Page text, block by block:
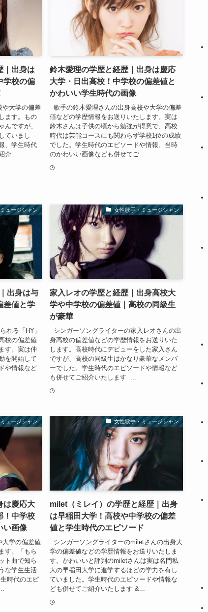
｜出身は
学校の偏
や大学の偏差
ます。もの
んですが、
ていまし
、学生時代
介...
鈴木愛理の学歴と経歴｜出身は慶応
大学・日出高校！中学校の偏差値と
かわいい学生時代の画像
歌手の鈴木愛理さんの出身高校や大学の偏差
値などの学歴情報をお送りいたします。実は
鈴木さんは子供の頃から勉強が得意で、高校
時代は芸能コースにも関わらず学校1位の成績
でした。学生時代のエピソードや情報、当時
のかわいい画像なども併せてご...
ュージシャン
出身は与
差値と学
れる「HY」
校の偏差値
す。実は仲
を開始して
や情報など
女性歌手・ミュージシャン
家入レオの学歴と経歴｜出身高校大
学や中学校の偏差値｜高校の同級生
が豪華
シンガーソングライターの家入レオさんの出
身高校の偏差値などの学歴情報をお送りいた
します。高校時代にデビューをした家入さん
ですが、高校の同級生はかなり豪華なメンバ
ーでした。学生時代のエピソードや情報など
も併せてご紹介いたします ...
ュージシャン
は慶応大
！中学校
い画像
大学の偏差値
す。「もら
ト曲で知ら
な学生生活
時代のエピ
女性歌手・ミュージシャン
milet（ミレイ）の学歴と経歴｜出身
は早稲田大学！高校や中学校の偏差
値と学生時代のエピソード
シンガーソングライターのmiletさんの出身大
学の偏差値などの学歴情報をお送りいたしま
す。かわいいと評判のmiletさんは実は名門私
大の早稲田大学に進学するほどの学力を有し
ていました。学生時代のエピソードや情報な
ども併せてご紹介いたします &...